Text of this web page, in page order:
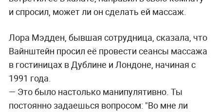
и спросил, может ли он сделать ей массаж.
Лора Мэдден, бывшая сотрудница, сказала, что
Вайнштейн просил её провести сеансы массажа
в гостиницах в Дублине и Лондоне, начиная с
1991 года.
— Это было настолько манипулятивно. Ты
постоянно задаешься вопросом: "Во мне ли